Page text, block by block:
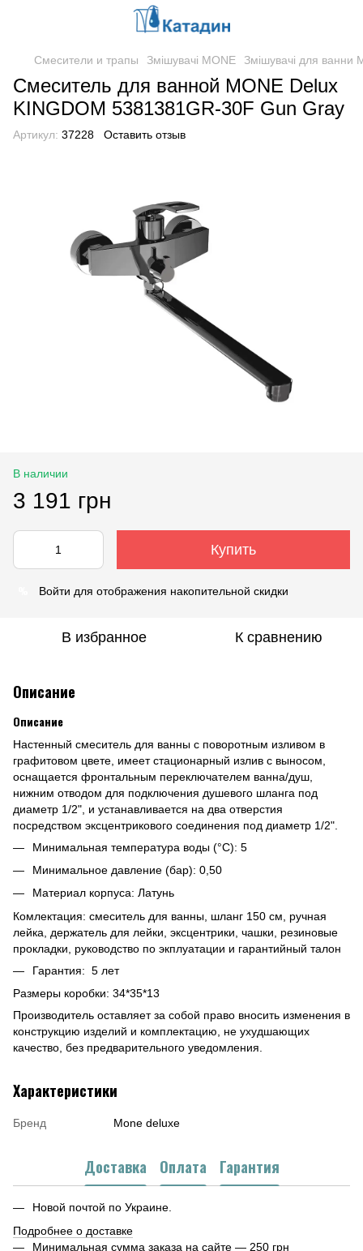
Смесители и трапы Змішувачі MONE Змішувачі для ванни
Смеситель для ванной MONE Delux
KINGDOM 5381381GR-30F Gun Gray
Артикул: 37228 Оставить отзыв
В наличии
3 191 грн
Купить
Войти для отображения накопительной скидки
В избранное К сравнению
Описание
Описание
Настенный смеситель для ванны с поворотным изливом в
графитовом цвете, имеет стационарный излив с выносом,
оснащается фронтальным переключателем ванна/душ,
нижним отводом для подключения душевого шланга под
диаметр 1/2", и устанавливается на два отверстия
посредством эксцентрикового соединения под диаметр 1/2".
Минимальная температура воды (°C): 5
Минимальное давление (бар): 0,50
Материал корпуса: Латунь
Комлектация: смеситель для ванны, шланг 150 см, ручная
лейка, держатель для лейки, эксцентрики, чашки, резиновые
прокладки, руководство по экплуатации и гарантийный талон
Гарантия: 5 лет
Размеры коробки: 34*35*13
Производитель оставляет за собой право вносить изменения в
конструкцию изделий и комплектацию, не ухудшающих
качество, без предварительного уведомления.
Характеристики
Бренд Mone deluxe
Доставка Оплата Гарантия
Новой почтой по Украине.
Подробнее о доставке
Минимальная сумма заказа на сайте — 250 грн